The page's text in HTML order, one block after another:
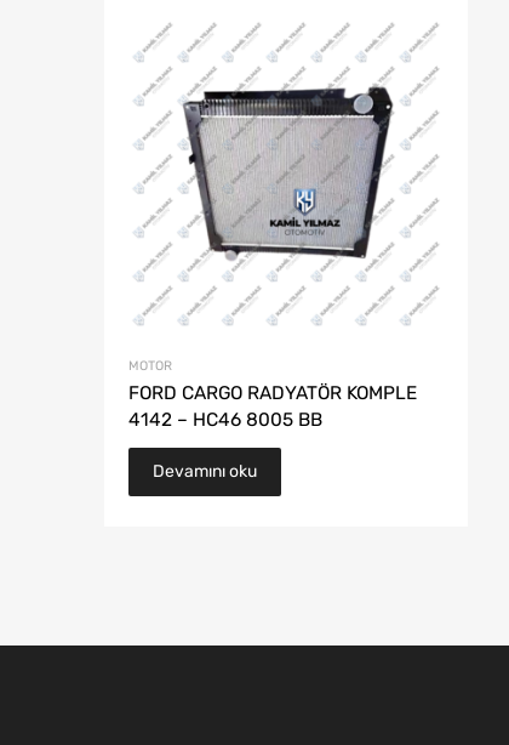
MOTOR
FORD CARGO RADYATÖR KOMPLE
4142 – HC46 8005 BB
Devamını oku